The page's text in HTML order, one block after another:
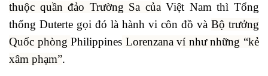
thuộc quần đảo Trường Sa củaViệt Nam thì Tổng
thống Duterte gọi đó là hành vi côn đồ và Bộ trưởng
Quốc phòngPhilippines Lorenzana ví như những “kẻ
xâm phạm”.